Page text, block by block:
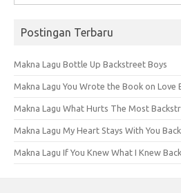
for:
Postingan Terbaru
Makna Lagu Bottle Up Backstreet Boys
Makna Lagu You Wrote the Book on Love
Makna Lagu What Hurts The Most
Makna Lagu My Heart Stays With You
Makna Lagu If You Knew What I Knew